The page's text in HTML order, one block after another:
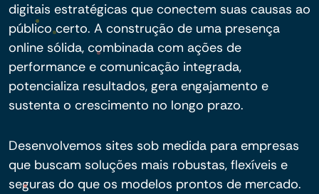
digitais estratégicas que conectem suas causas ao
público certo. A construção de uma presença
online sólida, combinada com ações de
performance e comunicação integrada,
potencializa resultados, gera engajamento e
sustenta o crescimento no longo prazo.
Desenvolvemos sites sob medida para empresas
que buscam soluções mais robustas, flexíveis e
seguras do que os modelos prontos de mercado.